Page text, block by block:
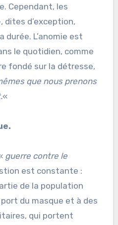
Cependant, les
dites d’exception,
durée. L’anomie est
le quotidien, comme
fondé sur la détresse,
que nous prenons
«
guerre contre le
est constante :
de la population
du masque et à des
qui portent